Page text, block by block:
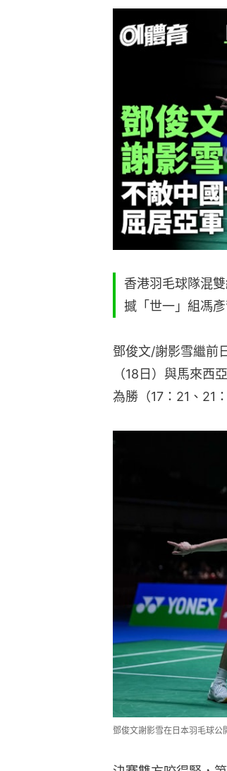
香港羽毛球隊混
撼「世一」組馮
鄧俊文/謝影雪繼前
（18日）與馬來西
為勝（17：21、21
鄧俊文謝影雪在日本羽毛球公